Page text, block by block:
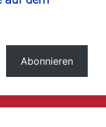
Abonnieren